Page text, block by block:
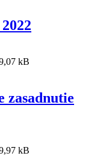
kB
zasadnutie
kB